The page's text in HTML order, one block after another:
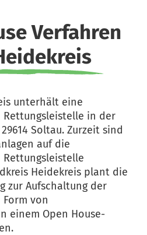
Verfahren
unterhält eine
Rettungsleistelle in der
Soltau. Zurzeit sind
auf die
Rettungsleistelle
Heidekreis plant die
zur Aufschaltung der
von
einem Open House-